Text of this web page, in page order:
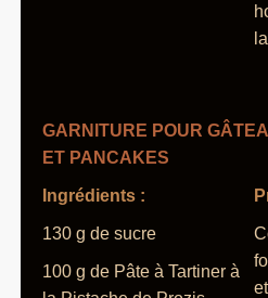
GARNITURE POUR
ET PANCAKES
Ingrédients :
130 g de sucre
100 g de Pâte à Tartiner à